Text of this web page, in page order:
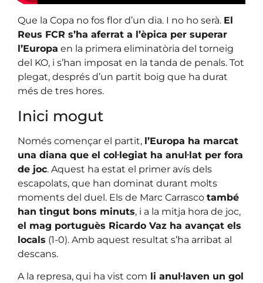
Que la Copa no fos flor d’un dia. I no ho serà. El
Reus FCR s’ha aferrat a l’èpica per superar
l’Europa en la primera eliminatòria del torneig
del KO, i s’han imposat en la tanda de penals. Tot
plegat, després d’un partit boig que ha durat
més de tres hores.
Inici mogut
Només començar el partit, l’Europa ha marcat
una diana que el col·legiat ha anul·lat per fora
de joc. Aquest ha estat el primer avís dels
escapolats, que han dominat durant molts
moments del duel. Els de Marc Carrasco també
han tingut bons minuts, i a la mitja hora de joc,
el mag portuguès Ricardo Vaz ha avançat els
locals (1-0). Amb aquest resultat s’ha arribat al
descans.
A la represa, qui ha vist com li anul·laven un gol